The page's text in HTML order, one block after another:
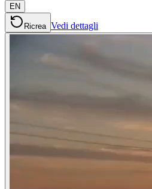
EN
Ricrea Vedi dettagli